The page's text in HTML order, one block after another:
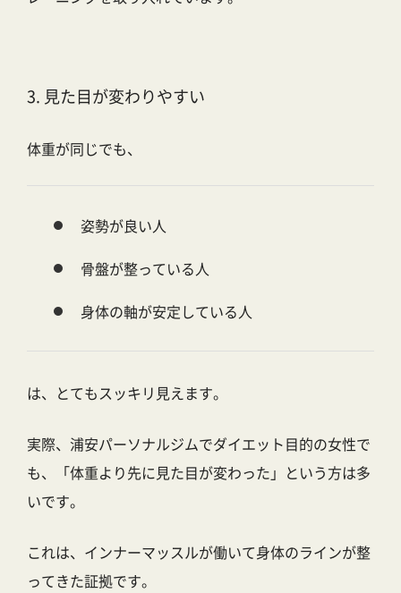
3. 見た目が変わりやすい
体重が同じでも、
姿勢が良い人
骨盤が整っている人
身体の軸が安定している人
は、とてもスッキリ見えます。
実際、 浦安パーソナルジムでダイエット目的の女性で
も、「体重より先に見た目が変わった」という方は多
いです。
これは、インナーマッスルが働いて身体のラインが整
ってきた証拠です。